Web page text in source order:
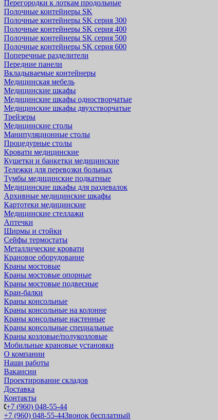
Перегородки к лоткам продольные
Полочные контейнеры SK
Полочные контейнеры SK серия 300
Полочные контейнеры SK серия 400
Полочные контейнеры SK серия 500
Полочные контейнеры SK серия 600
Поперечные разделители
Передние панели
Вкладываемые контейнеры
Медицинская мебель
Медицинские шкафы
Медицинские шкафы одностворчатые
Медицинские шкафы двухстворчатые
Трейзеры
Медицинские столы
Манипуляционные столы
Процедурные столы
Кровати медицинские
Кушетки и банкетки медицинские
Тележки для перевозки больных
Тумбы медицинские подкатные
Медицинские шкафы для раздевалок
Архивные медицинские шкафы
Картотеки медицинские
Медицинские стеллажи
Аптечки
Ширмы и стойки
Сейфы термостаты
Металлические кровати
Крановое оборудование
Краны мостовые
Краны мостовые опорные
Краны мостовые подвесные
Кран-балки
Краны консольные
Краны консольные на колонне
Краны консольные настенные
Краны консольные специальные
Краны козловые/полукозловые
Мобильные крановые установки
О компании
Наши работы
Вакансии
Проектирование складов
Доставка
Контакты
+7 (960) 048-55-44
+7 (960) 048-55-44Звонок бесплатный